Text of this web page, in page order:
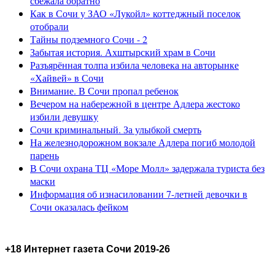
Как в Сочи у ЗАО «Лукойл» коттеджный поселок
отобрали
Тайны подземного Сочи - 2
Забытая история. Ахштырский храм в Сочи
Разъярённая толпа избила человека на авторынке
«Хайвей» в Сочи
Внимание. В Сочи пропал ребенок
Вечером на набережной в центре Адлера жестоко
избили девушку
Сочи криминальный. За улыбкой смерть
На железнодорожном вокзале Адлера погиб молодой
парень
В Сочи охрана ТЦ «Море Молл» задержала туриста без
маски
Информация об изнасиловании 7-летней девочки в
Сочи оказалась фейком
+18 Интернет газета Сочи 2019-26